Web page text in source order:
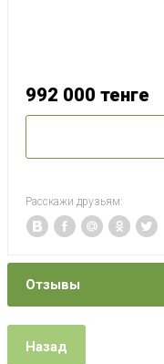
992 000 тенге
Расскажи друзьям:
Отзывы
Назад